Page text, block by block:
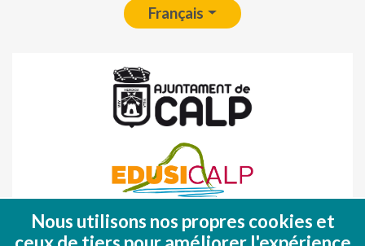
Français
Fondo Europeo de Desarrollo Regional
Nous utilisons nos propres cookies et